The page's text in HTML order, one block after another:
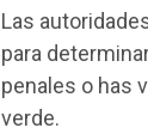
Las
para
penales o has
verde.